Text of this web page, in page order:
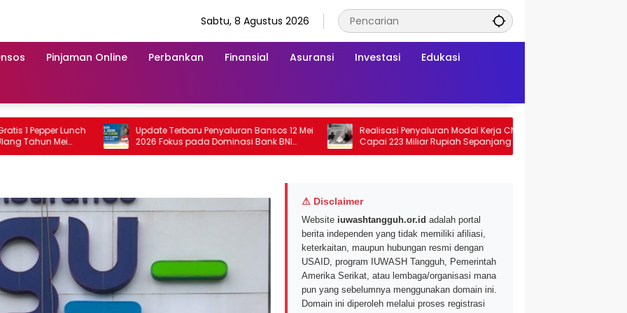
Sabtu, 8 Agustus 2026
Pinjaman Online Perbankan Finansial Asuransi Investasi Edukasi
Lunch
Mei
Update Terbaru Penyaluran Bansos 12 Mei
2026 Fokus pada Dominasi Bank BNI
serta Struk BRI
Realisasi Penyaluran Modal Kerja CNAF
Capai 223 Miliar Rupiah Sepanjang Maret
2026 Ini
⚠ Disclaimer
Website iuwashtangguh.or.id adalah portal
berita independen yang tidak memiliki afiliasi,
keterkaitan, maupun hubungan resmi dengan
USAID, program IUWASH Tangguh, Pemerintah
Amerika Serikat, atau lembaga/organisasi mana
pun yang sebelumnya menggunakan domain ini.
Domain ini diperoleh melalui proses registrasi